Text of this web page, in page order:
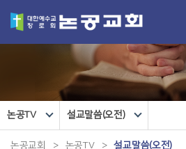
논공TV 설교말씀(오전)
논공교회 > 논공TV > 설교말씀(오전)